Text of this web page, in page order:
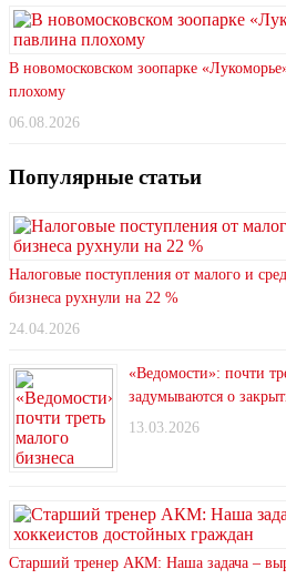
В новомосковском зоопарке
плохому
06.08.2026
Популярные статьи
Налоговые поступления от малого и
бизнеса рухнули на 22 %
24.04.2026
«Ведомости»: почти
задумываются о
13.03.2026
Старший тренер АКМ: Наша задача –